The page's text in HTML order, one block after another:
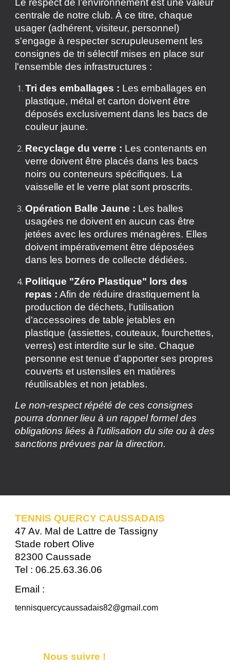
Le respect de l’environnement est une valeur
centrale de notre club. À ce titre, chaque
usager (adhérent, visiteur, personnel)
s'engage à respecter scrupuleusement les
consignes de tri sélectif mises en place sur
l'ensemble des infrastructures :
Tri des emballages : Les emballages en
plastique, métal et carton doivent être
déposés exclusivement dans les bacs de
couleur jaune.
Recyclage du verre : Les contenants en
verre doivent être placés dans les bacs
noirs ou conteneurs spécifiques. La
vaisselle et le verre plat sont proscrits.
Opération Balle Jaune : Les balles
usagées ne doivent en aucun cas être
jetées avec les ordures ménagères. Elles
doivent impérativement être déposées
dans les bornes de collecte dédiées.
Politique "Zéro Plastique" lors des
repas : Afin de réduire drastiquement la
production de déchets, l'utilisation
d'accessoires de table jetables en
plastique (assiettes, couteaux, fourchettes,
verres) est interdite sur le site. Chaque
personne est tenue d'apporter ses propres
couverts et ustensiles en matières
réutilisables et non jetables.
Le non-respect répété de ces consignes
pourra donner lieu à un rappel formel des
obligations liées à l'utilisation du site ou à des
sanctions prévues par la direction.
TENNIS QUERCY CAUSSADAIS
47 Av. Mal de Lattre de Tassigny
Stade robert Olive
82300 Caussade
Tel : 06.25.63.36.06
Email :
tennisquercycaussadais82@gmail.com
Nous suivre !